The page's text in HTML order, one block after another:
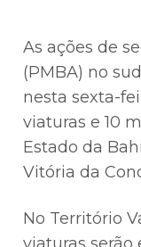
As ações de
(PMBA) no
nesta sexta-
viaturas e 10
Estado da
Vitória da
No Território